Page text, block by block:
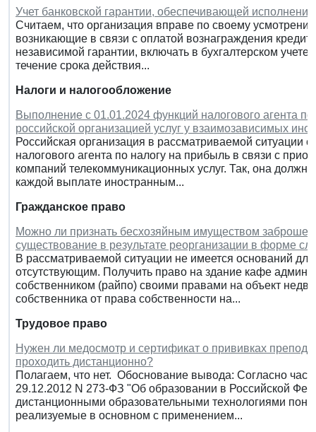
Учет банковской гарантии, обеспечивающей
Считаем, что организация вправе по своему
возникающие в связи с оплатой вознаграждения
независимой гарантии, включать в бухгалтерском
течение срока действия...
Налоги и налогообложение
Выполнение с 01.01.2024 функций налогового агента
российской организацией услуг у взаимозависимых
Российская организация в рассматриваемой ситуации
налогового агента по налогу на прибыль в связи с
компаний телекоммуникационных услуг. Так, она
каждой выплате иностранным...
Гражданское право
Можно ли признать бесхозяйным имуществом
существование в результате реорганизации в форме
В рассматриваемой ситуации не имеется оснований
отсутствующим. Получить право на здание кафе
собственником (райпо) своими правами на объект
собственника от права собственности на...
Трудовое право
Нужен ли медосмотр и сертификат о прививках
проходить дистанционно?
Полагаем, что нет. Обоснование вывода: Согласно
29.12.2012 N 273-ФЗ "Об образовании в Российской
дистанционными образовательными технологиями
реализуемые в основном с применением...